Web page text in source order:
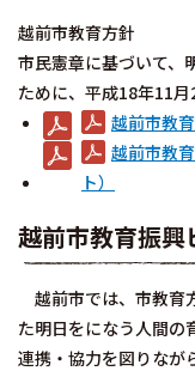
越前市教育方針
市民憲章に基づいて、
ために、平成18年11月
越前市教
越前市教
ト）
越前市教育振興
越前市では、市教育
た明日をになう人間の
連携・協力を図りなが